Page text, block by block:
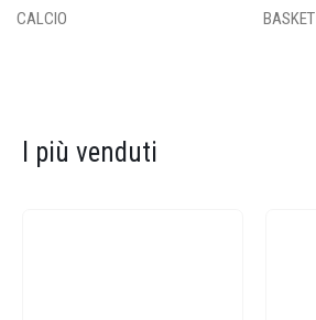
CALCIO BASKET
I più venduti